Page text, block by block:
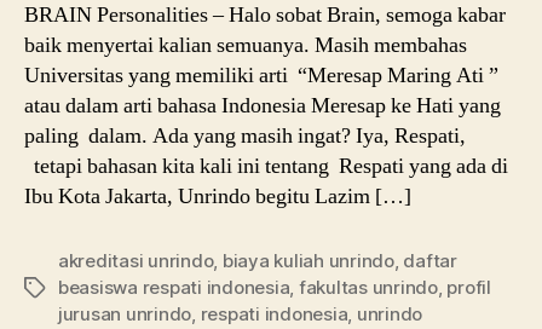
BRAIN Personalities – Halo sobat Brain, semoga kabar
baik menyertai kalian semuanya. Masih membahas
Universitas yang memiliki arti “Meresap Maring Ati ”
atau dalam arti bahasa Indonesia Meresap ke Hati yang
paling dalam. Ada yang masih ingat? Iya, Respati,
tetapi bahasan kita kali ini tentang Respati yang ada di
Ibu Kota Jakarta, Unrindo begitu Lazim […]
Tags
akreditasi unrindo, biaya kuliah unrindo, daftar
beasiswa respati indonesia, fakultas unrindo, profil
jurusan unrindo, respati indonesia, unrindo